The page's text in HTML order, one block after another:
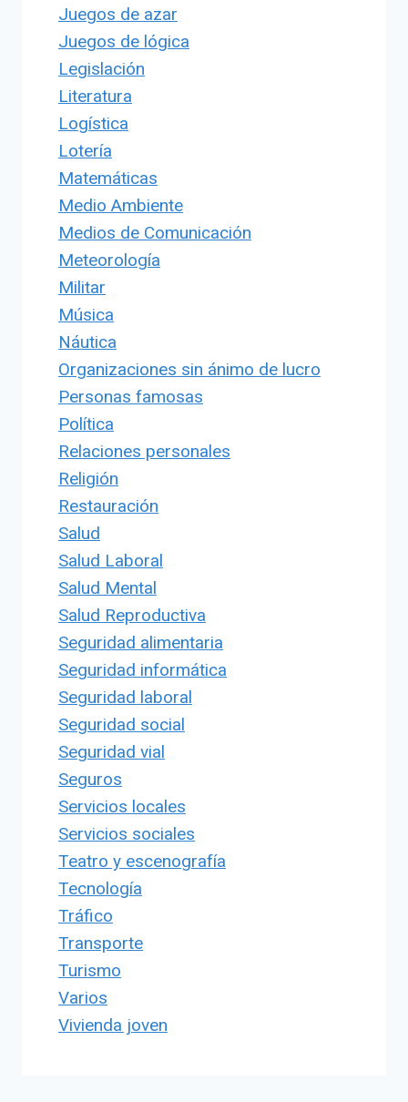
Juegos de azar
Juegos de lógica
Legislación
Literatura
Logística
Lotería
Matemáticas
Medio Ambiente
Medios de Comunicación
Meteorología
Militar
Música
Náutica
Organizaciones sin ánimo de lucro
Personas famosas
Política
Relaciones personales
Religión
Restauración
Salud
Salud Laboral
Salud Mental
Salud Reproductiva
Seguridad alimentaria
Seguridad informática
Seguridad laboral
Seguridad social
Seguridad vial
Seguros
Servicios locales
Servicios sociales
Teatro y escenografía
Tecnología
Tráfico
Transporte
Turismo
Varios
Vivienda joven